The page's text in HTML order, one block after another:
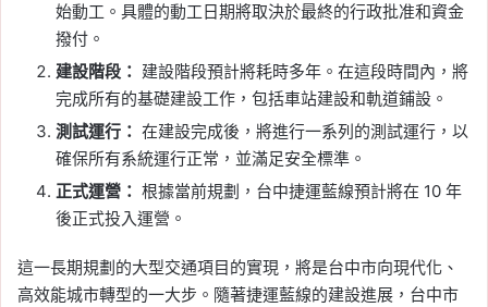
始動工。具體的動工日期將取決於最終的行政批准和資金
撥付。
建設階段： 建設階段預計將耗時多年。在這段時間內，將
完成所有的基礎建設工作，包括車站建設和軌道鋪設。
測試運行： 在建設完成後，將進行一系列的測試運行，以
確保所有系統運行正常，並滿足安全標準。
正式運營： 根據當前規劃，台中捷運藍線預計將在 10 年
後正式投入運營。
這一長期規劃的大型交通項目的實現，將是台中市向現代化、
高效能城市轉型的一大步。隨著捷運藍線的建設進展，台中市